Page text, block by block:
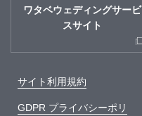
ワタベウェディングサービ
スサイト
サイト利用規約
GDPR プライバシーポリ